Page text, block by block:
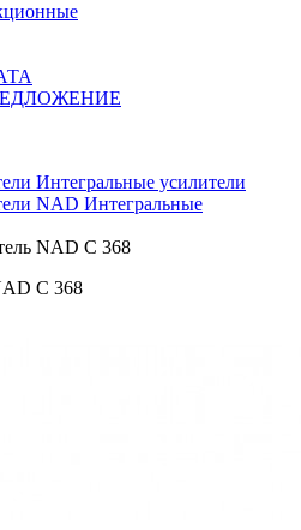
Интегральные усилители
NAD Интегральные
NAD C 368
C 368